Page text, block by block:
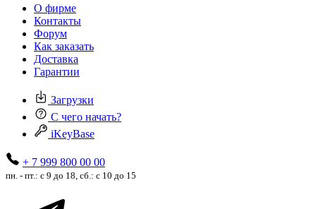
О фирме
Контакты
Форум
Как заказать
Доставка
Гарантии
Загрузки
С чего начать?
iKeyBase
+ 7 999 800 00 00
пн. - пт.: с 9 до 18, сб.: с 10 до 15